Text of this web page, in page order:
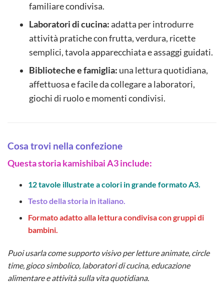
familiare condivisa.
Laboratori di cucina:adatta per introdurre
attività pratiche con frutta, verdura, ricette
semplici, tavola apparecchiata e assaggi guidati.
Biblioteche e famiglia: una lettura quotidiana,
affettuosa e facile da collegare a laboratori,
giochi di ruolo e momenti condivisi.
Cosa trovi nella confezione
Questa storia kamishibai A3 include:
12 tavole illustrate a colori in grande formato A3.
Testo della storia in italiano.
Formato adatto alla lettura condivisa con gruppi di
bambini.
Puoi usarla come supporto visivo per letture animate, circle
time, gioco simbolico, laboratori di cucina, educazione
alimentare e attività sulla vita quotidiana.